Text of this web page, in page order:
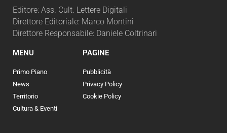
Editore: Ass. Cult. Lettere Digitali
Direttore Editoriale: Marco Montini
Direttore Responsabile: Daniele Coltrinari
MENU
Primo Piano
News
Territorio
Cultura & Eventi
PAGINE
Pubblicità
Privacy Policy
Cookie Policy